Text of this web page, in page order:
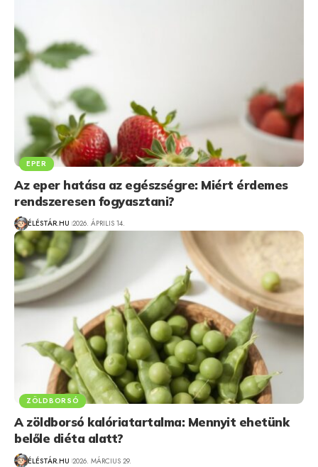
EPER
Az eper hatása az egészségre: Miért érdemes
rendszeresen fogyasztani?
ÉLÉSTÁR.HU 2026. ÁPRILIS 14.
ZÖLDBORSÓ
A zöldborsó kalóriatartalma: Mennyit ehetünk
belőle diéta alatt?
ÉLÉSTÁR.HU 2026. MÁRCIUS 29.